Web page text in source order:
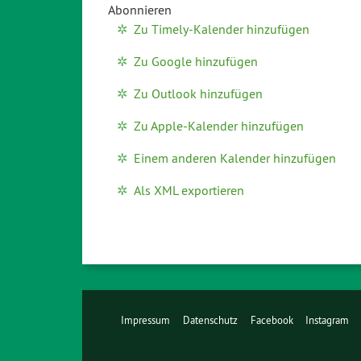
Abonnieren
Zu Timely-Kalender hinzufügen
Zu Google hinzufügen
Zu Outlook hinzufügen
Zu Apple-Kalender hinzufügen
Einem anderen Kalender hinzufügen
Als XML exportieren
Impressum Datenschutz Facebook Instagram